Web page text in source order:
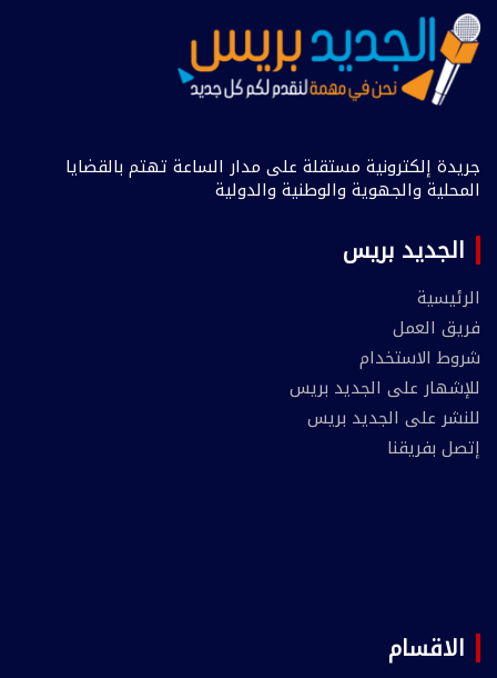
جريدة إلكترونية مستقلة على مدار الساعة تهتم بالقضايا
المحلية والجهوية والوطنية والدولية
الجديد بريس
الرئيسية
فريق العمل
شروط الاستخدام
للإشهار على الجديد بريس
للنشر على الجديد بريس
إتصل بفريقنا
الاقسام